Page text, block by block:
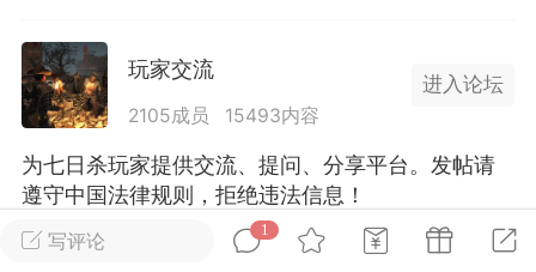
模组的发布行为：1. *...
汉
2.21w
大人
Lv.8
写评论
1
玩家交流
2105成员 15493内容
进入论坛
为七日杀玩家提供交流、提问、分享平台。发帖请
遵守中国法律规则，拒绝违法信息！
正序